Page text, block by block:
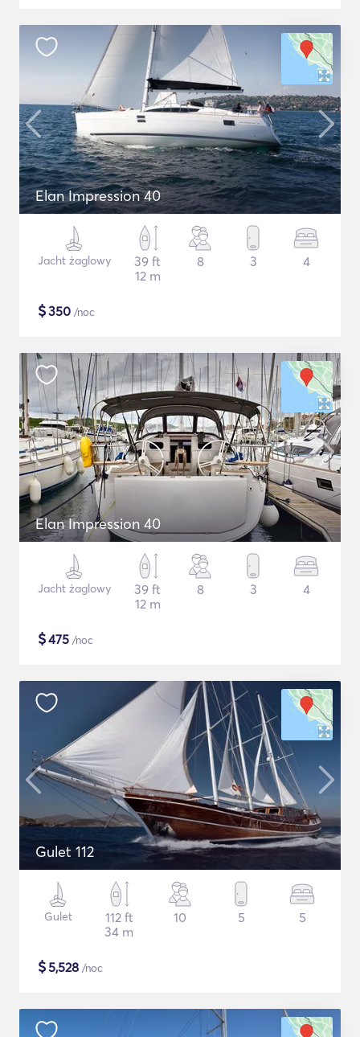
Elan Impression 40
Jacht żaglowy
39 ft
12 m
8 3 4
$350 /noc
Elan Impression 40
Jacht żaglowy
39 ft
12 m
8 3 4
$475 /noc
Gulet 112
Gulet
112 ft
34 m
10 5 5
$5,528 /noc